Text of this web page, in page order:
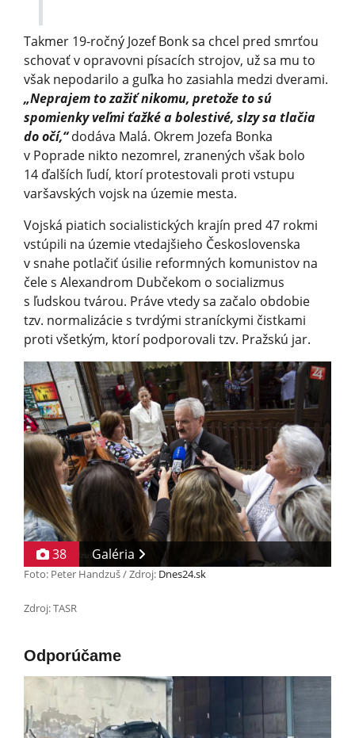
Takmer 19-ročný Jozef Bonk sa chcel pred smrťou
schovať v opravovni písacích strojov, už sa mu to
však nepodarilo a guľka ho zasiahla medzi dverami.
„Neprajem to zažiť nikomu, pretože to sú
spomienky veľmi ťažké a bolestivé, slzy sa tlačia
do očí,“dodáva Malá. Okrem Jozefa Bonka
v Poprade nikto nezomrel, zranených však bolo
14 ďalších ľudí, ktorí protestovali proti vstupu
varšavských vojsk na územie mesta.
Vojská piatich socialistických krajín pred 47 rokmi
vstúpili na územie vtedajšieho Československa
v snahe potlačiť úsilie reformných komunistov na
čele s Alexandrom Dubčekom o socializmus
s ľudskou tvárou. Práve vtedy sa začalo obdobie
tzv. normalizácie s tvrdými straníckymi čistkami
proti všetkým, ktorí podporovali tzv. Pražskú jar.
38 Galéria
Foto: Peter Handzuš / Zdroj: Dnes24.sk
Zdroj: TASR
Odporúčame